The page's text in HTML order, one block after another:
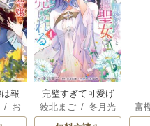
報
。
/ お
完璧すぎて可愛げ
がないと婚約破棄
された聖女は隣国
綾北まご /冬月光
輝/ 昌未
富